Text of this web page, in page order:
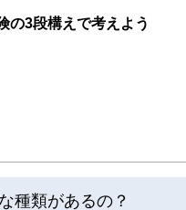
の3段構えで考えよう
種類があるの？